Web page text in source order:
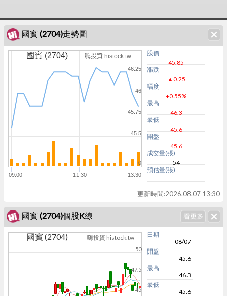
國賓 (2704)走勢圖
國賓 (2704) 嗨投資 histock.tw
09:00 11:30 13:30
45.5
45.75
46
46.25
0
股價
45.85
漲跌
▲0.25
幅度
+0.55%
最高
46.3
最低
45.6
開盤
45.6
成交量(張)
54
預估量(張)
-
更新時間:2026.08.07 13:30
國賓 (2704)個股K線
國賓 (2704) 嗨投資 histock.tw
45
47.5
50
日期
08/07
開盤
45.6
最高
46.3
最低
45.6